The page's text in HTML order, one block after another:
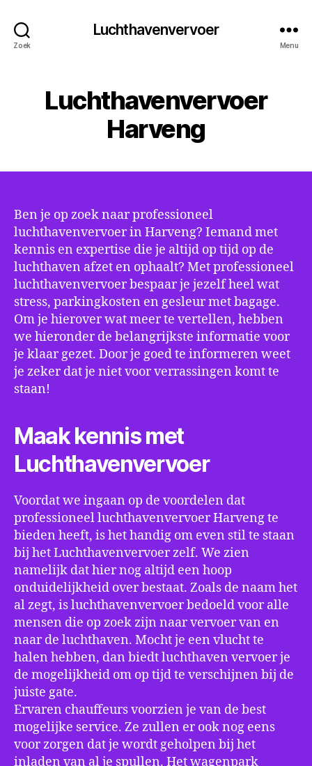
Zoek
Luchthavenvervoer
Menu
Luchthavenvervoer
Harveng
Ben je op zoek naar professioneel
luchthavenvervoer in Harveng? Iemand met
kennis en expertise die je altijd op tijd op de
luchthaven afzet en ophaalt? Met professioneel
luchthavenvervoer bespaar je jezelf heel wat
stress, parkingkosten en gesleur met bagage.
Om je hierover wat meer te vertellen, hebben
we hieronder de belangrijkste informatie voor
je klaar gezet. Door je goed te informeren weet
je zeker dat je niet voor verrassingen komt te
staan!
Maak kennis met
Luchthavenvervoer
Voordat we ingaan op de voordelen dat
professioneel luchthavenvervoer Harveng te
bieden heeft, is het handig om even stil te staan
bij het Luchthavenvervoer zelf. We zien
namelijk dat hier nog altijd een hoop
onduidelijkheid over bestaat. Zoals de naam het
al zegt, is luchthavenvervoer bedoeld voor alle
mensen die op zoek zijn naar vervoer van en
naar de luchthaven. Mocht je een vlucht te
halen hebben, dan biedt luchthaven vervoer je
de mogelijkheid om op tijd te verschijnen bij de
juiste gate.
Ervaren chauffeurs voorzien je van de best
mogelijke service. Ze zullen er ook nog eens
voor zorgen dat je wordt geholpen bij het
inladen van al je spullen. Het wagenpark